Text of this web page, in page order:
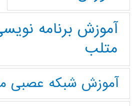
آموزش برنامه
متلب
آموزش شبکه عصبی